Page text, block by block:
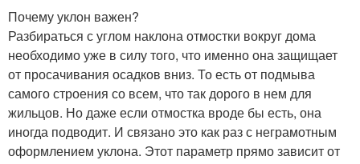
Почему уклон важен?
Разбираться с углом наклона отмостки вокруг дома
необходимо уже в силу того, что именно она защищает
от просачивания осадков вниз. То есть от подмыва
самого строения со всем, что так дорого в нем для
жильцов. Но даже если отмостка вроде бы есть, она
иногда подводит. И связано это как раз с неграмотным
оформлением уклона. Этот параметр прямо зависит от